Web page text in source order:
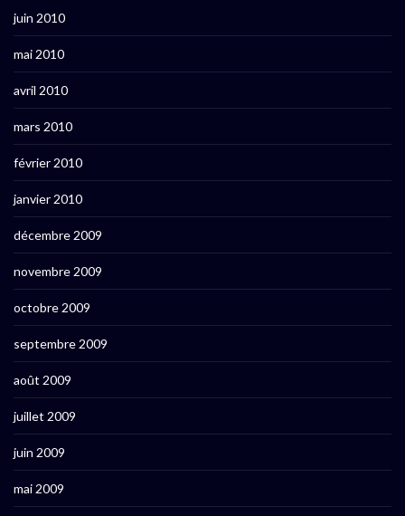
juin 2010
mai 2010
avril 2010
mars 2010
février 2010
janvier 2010
décembre 2009
novembre 2009
octobre 2009
septembre 2009
août 2009
juillet 2009
juin 2009
mai 2009